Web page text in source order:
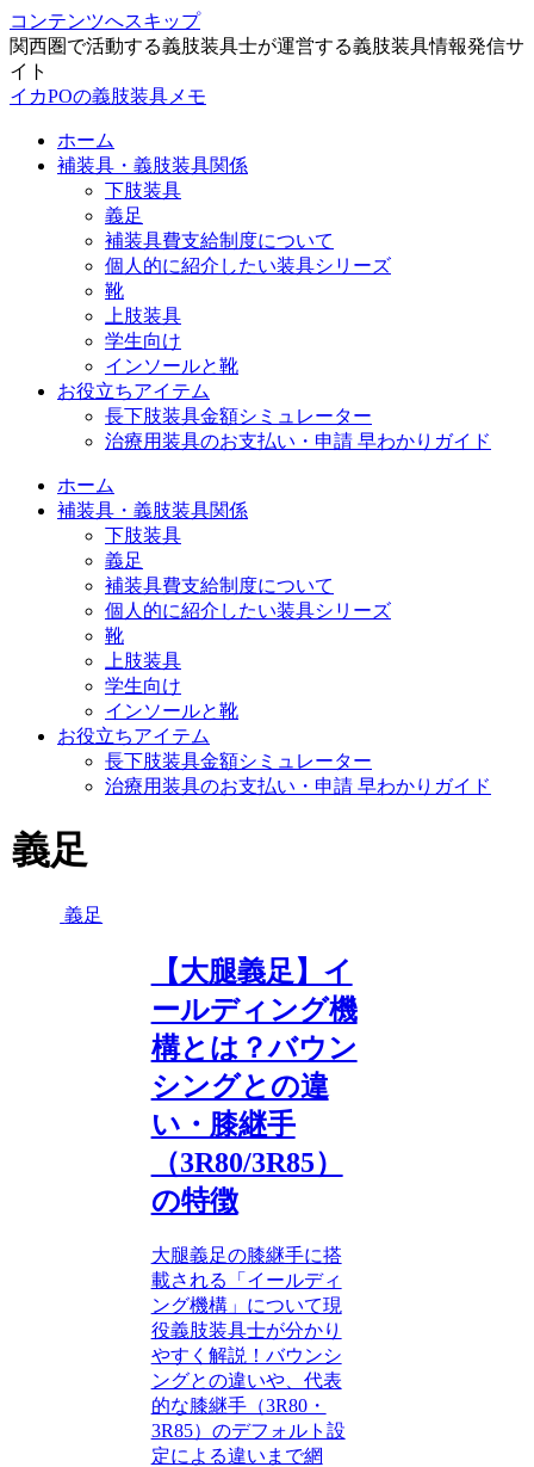
コンテンツへスキップ
関西圏で活動する義肢装具士が運営する義肢装具情報発信サ
イト
イカPOの義肢装具メモ
ホーム
補装具・義肢装具関係
下肢装具
義足
補装具費支給制度について
個人的に紹介したい装具シリーズ
靴
上肢装具
学生向け
インソールと靴
お役立ちアイテム
長下肢装具金額シミュレーター
治療用装具のお支払い・申請 早わかりガイド
ホーム
補装具・義肢装具関係
下肢装具
義足
補装具費支給制度について
個人的に紹介したい装具シリーズ
靴
上肢装具
学生向け
インソールと靴
お役立ちアイテム
長下肢装具金額シミュレーター
治療用装具のお支払い・申請 早わかりガイド
義足
義足
【大腿義足】イ
ールディング機
構とは？バウン
シングとの違
い・膝継手
（3R80/3R85）
の特徴
大腿義足の膝継手に搭
載される「イールディ
ング機構」について現
役義肢装具士が分かり
やすく解説！バウンシ
ングとの違いや、代表
的な膝継手（3R80・
3R85）のデフォルト設
定による違いまで網